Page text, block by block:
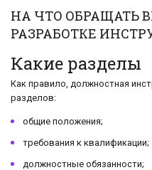
НА ЧТО ОБРАЩАТЬ
РАЗРАБОТКЕ
Какие разделы
Как правило, должностная
разделов:
общие положения;
требования к квалификации;
должностные обязанности;